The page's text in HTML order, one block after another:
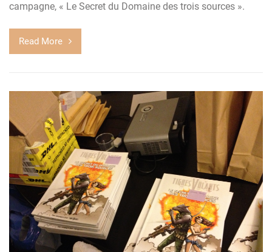
campagne, « Le Secret du Domaine des trois sources ».
Read More